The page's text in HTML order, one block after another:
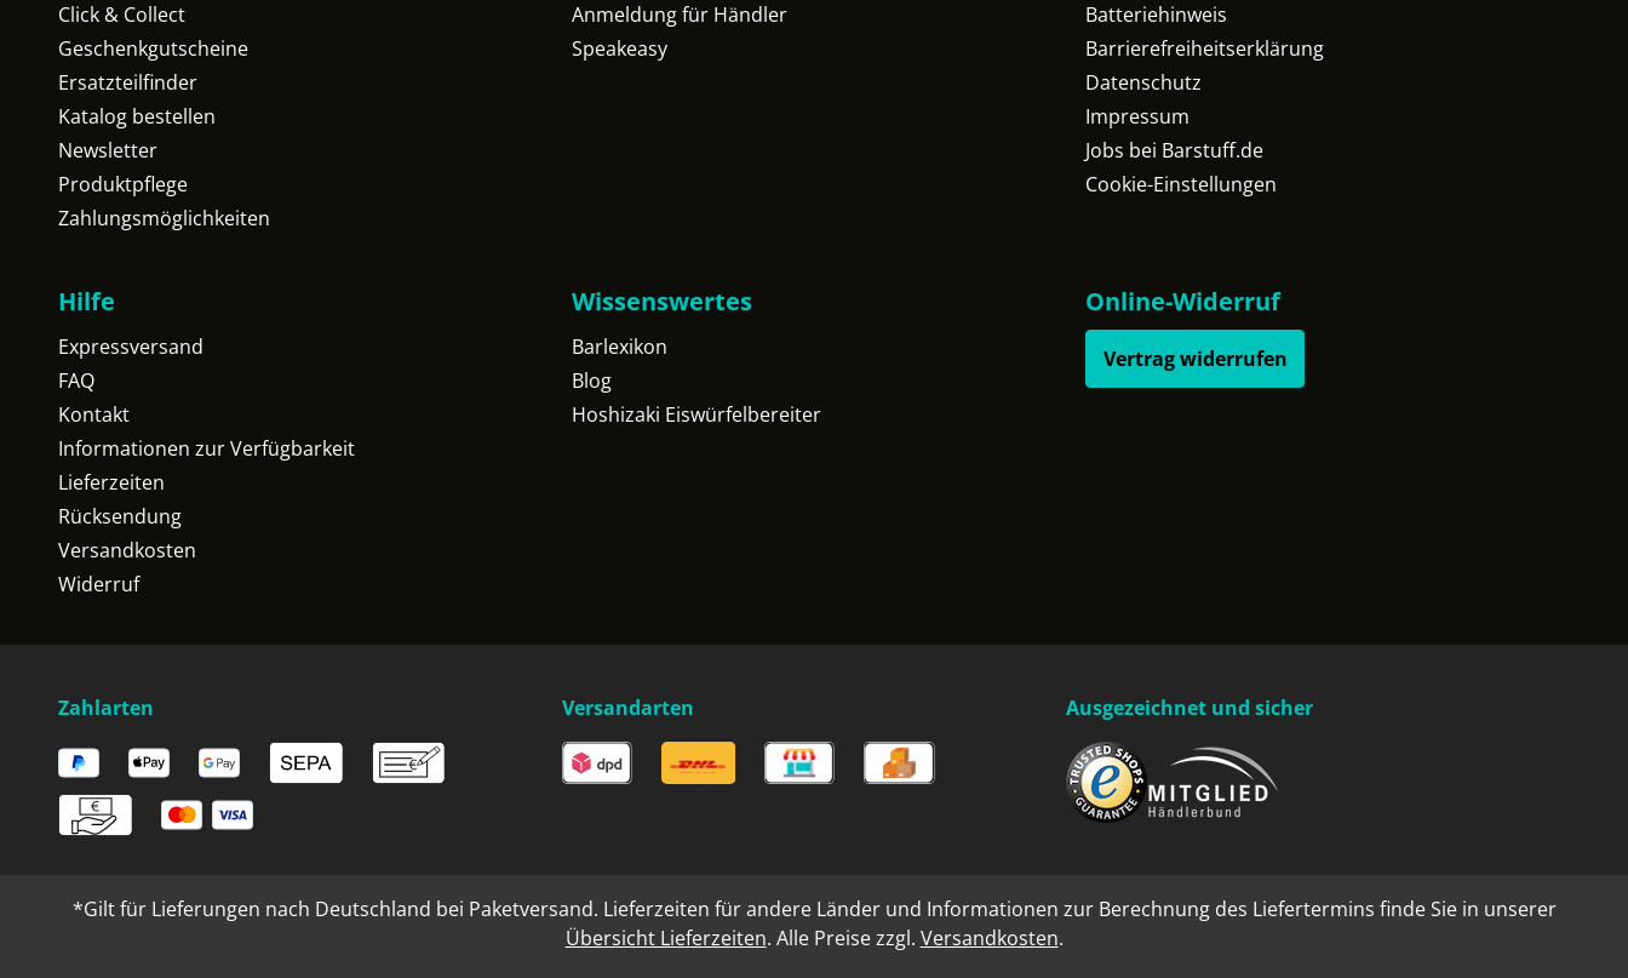
Click & Collect
Geschenkgutscheine
Ersatzteilfinder
Katalog bestellen
Newsletter
Produktpflege
Zahlungsmöglichkeiten
Anmeldung für Händler
Speakeasy
Batteriehinweis
Barrierefreiheitserklärung
Datenschutz
Impressum
Jobs bei Barstuff.de
Cookie-Einstellungen
Hilfe
Expressversand
FAQ
Kontakt
Informationen zur Verfügbarkeit
Lieferzeiten
Rücksendung
Versandkosten
Widerruf
Wissenswertes
Barlexikon
Blog
Hoshizaki Eiswürfelbereiter
Online-Widerruf
Vertrag widerrufen
Zahlarten Versandarten Ausgezeichnet und sicher
*Gilt für Lieferungen nach Deutschland bei Paketversand. Lieferzeiten für andere Länder und Informationen zur Berechnung des Liefertermins finde Sie in unserer
Übersicht Lieferzeiten. Alle Preise zzgl. Versandkosten.